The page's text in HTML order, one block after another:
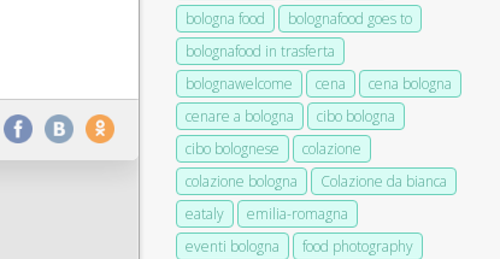
bologna food
bolognafood goes to
bolognafood in trasferta
bolognawelcome
cena
cena bologna
cenare a bologna
cibo bologna
cibo bolognese
colazione
colazione bologna
Colazione da bianca
eataly
emilia-romagna
eventi bologna
food photography